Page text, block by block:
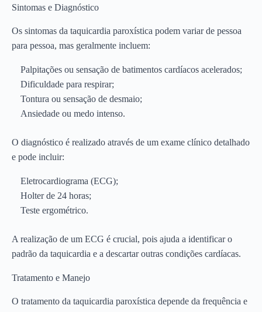
Sintomas e Diagnóstico
Os sintomas da taquicardia paroxística podem variar de pessoa
para pessoa, mas geralmente incluem:
Palpitações ou sensação de batimentos cardíacos acelerados;
Dificuldade para respirar;
Tontura ou sensação de desmaio;
Ansiedade ou medo intenso.
O diagnóstico é realizado através de um exame clínico detalhado
e pode incluir:
Eletrocardiograma (ECG);
Holter de 24 horas;
Teste ergométrico.
A realização de um ECG é crucial, pois ajuda a identificar o
padrão da taquicardia e a descartar outras condições cardíacas.
Tratamento e Manejo
O tratamento da taquicardia paroxística depende da frequência e